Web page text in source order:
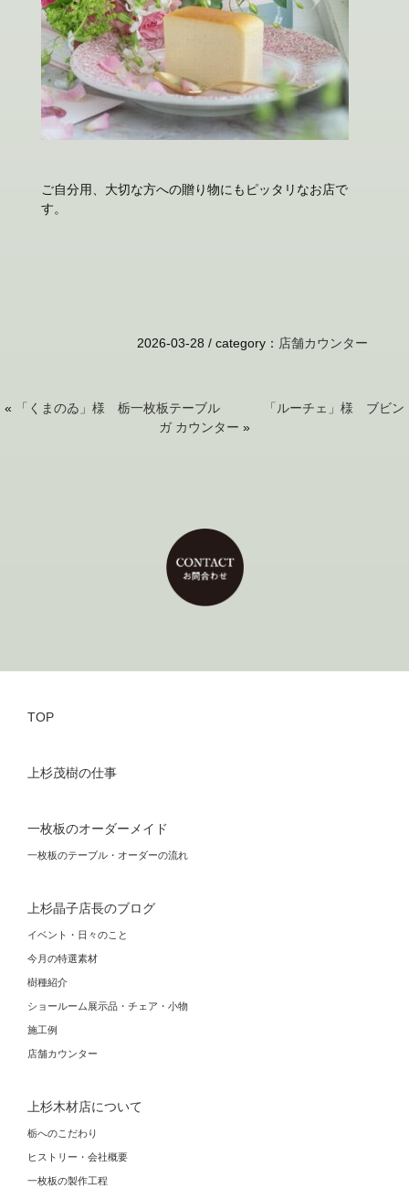
ご自分用、大切な方への贈り物にもピッタリなお店で
す。
2026-03-28 /category ： 店舗カウンター
« 「くまのゐ」様 栃一枚板テーブル
「ルーチェ」様 ブビン
ガ カウンター »
TOP
上杉茂樹の仕事
一枚板のオーダーメイド
一枚板のテーブル・オーダーの流れ
上杉晶子店長のブログ
イベント・日々のこと
今月の特選素材
樹種紹介
ショールーム展示品・チェア・小物
施工例
店舗カウンター
上杉木材店について
栃へのこだわり
ヒストリー・会社概要
一枚板の製作工程